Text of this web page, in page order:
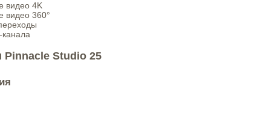
видео 4K
видео 360°
Studio 25